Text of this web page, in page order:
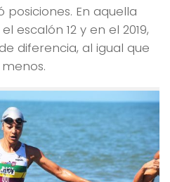
posiciones. En aquella
escalón 12 y en el 2019,
diferencia, al igual que